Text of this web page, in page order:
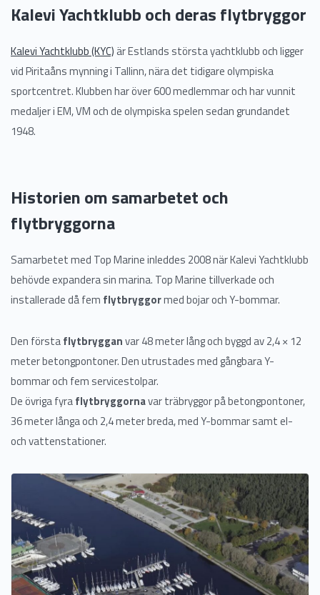
Kalevi Yachtklubb och deras flytbryggor
Kalevi Yachtklubb (KYC) är Estlands största yachtklubb och ligger
vid Piritaåns mynning i Tallinn, nära det tidigare olympiska
sportcentret. Klubben har över 600 medlemmar och har vunnit
medaljer i EM, VM och de olympiska spelen sedan grundandet
1948.
Historien om samarbetet och
flytbryggorna
Samarbetet med Top Marine inleddes 2008 när Kalevi Yachtklubb
behövde expandera sin marina. Top Marine tillverkade och
installerade då fem flytbryggormed bojar och Y-bommar.
Den förstaflytbrygganvar 48 meter lång och byggd av 2,4 × 12
meter betongpontoner. Den utrustades med gångbara Y-
bommar och fem servicestolpar.
De övriga fyraflytbryggornavar träbryggor på betongpontoner,
36 meter långa och 2,4 meter breda, med Y-bommar samt el-
och vattenstationer.